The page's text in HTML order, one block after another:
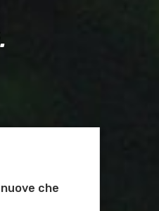
che